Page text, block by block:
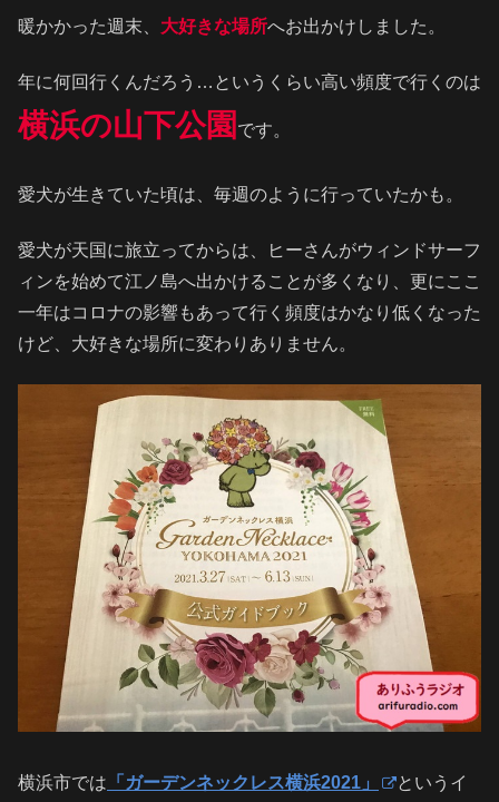
暖かかった週末、 大好きな場所へお出かけしました。
年に何回行くんだろう…というくらい高い頻度で行くのは
横浜の山下公園 です。
愛犬が生きていた頃は、毎週のように行っていたかも。
愛犬が天国に旅立ってからは、ヒーさんがウィンドサーフ
ィンを始めて江ノ島へ出かけることが多くなり、更にここ
一年はコロナの影響もあって行く頻度はかなり低くなった
けど、大好きな場所に変わりありません。
横浜市では 「ガーデンネックレス横浜2021」
というイ